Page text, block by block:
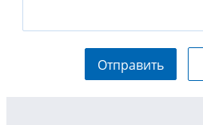
Отправить